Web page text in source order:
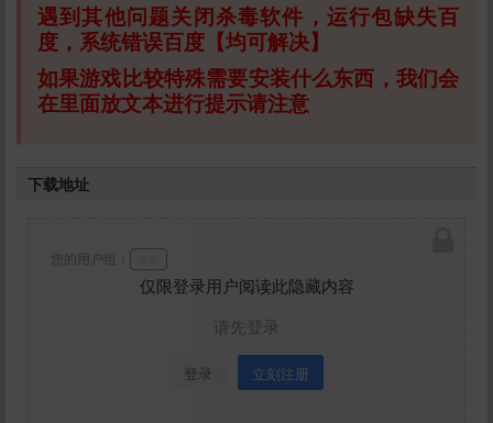
遇到其他问题关闭杀毒软件，运行包缺失百
度，系统错误百度【均可解决】
如果游戏比较特殊需要安装什么东西，我们会
在里面放文本进行提示请注意
下载地址
仅限登录用户阅读此隐藏内容
请先登录
登录 立刻注册
您的用户组：